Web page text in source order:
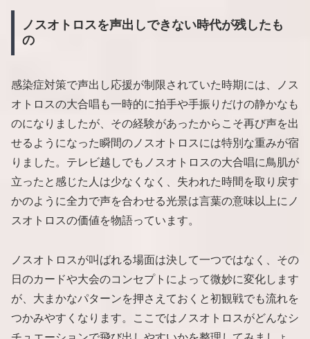
ノスオトロスを声出しできない時代が残したも
の
感染症対策で声出し応援が制限されていた時期には、ノス
オトロスの大合唱も一時的に拍手や手振りだけの静かなも
のになりましたが、その経験があったからこそ再び声を出
せるようになった瞬間のノスオトロスには特別な重みが宿
りました。テレビ越しでもノスオトロスの大合唱に鳥肌が
立ったと感じた人は少なくなく、失われた時間を取り戻す
かのように全力で声を合わせる光景は言葉の意味以上にノ
スオトロスの価値を物語っています。
ノスオトロスが叫ばれる場面は決して一つではなく、その
日のカードや大会のコンセプトによって微妙に変化します
が、大まかなパターンを押さえておくと初観戦でも流れを
つかみやすくなります。ここではノスオトロスがどんなシ